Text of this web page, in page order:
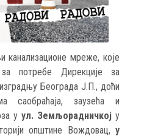
канализационе мреже, које
потребе Дирекцијe за
Београда Ј.П., доћи
заузећа и
у ул. Земљорадничкој у
општине Вождовац, у